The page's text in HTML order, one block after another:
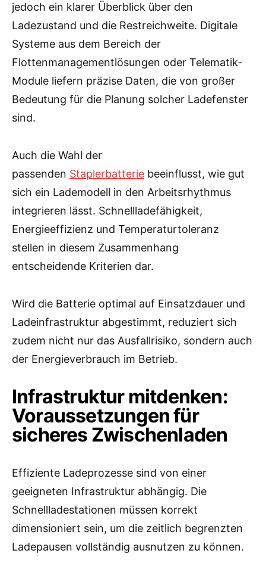
jedoch ein klarer Überblick über den
Ladezustand und die Restreichweite. Digitale
Systeme aus dem Bereich der
Flottenmanagementlösungen oder Telematik-
Module liefern präzise Daten, die von großer
Bedeutung für die Planung solcher Ladefenster
sind.
Auch die Wahl der
passenden Staplerbatterie beeinflusst, wie gut
sich ein Lademodell in den Arbeitsrhythmus
integrieren lässt. Schnellladefähigkeit,
Energieeffizienz und Temperaturtoleranz
stellen in diesem Zusammenhang
entscheidende Kriterien dar.
Wird die Batterie optimal auf Einsatzdauer und
Ladeinfrastruktur abgestimmt, reduziert sich
zudem nicht nur das Ausfallrisiko, sondern auch
der Energieverbrauch im Betrieb.
Infrastruktur mitdenken:
Voraussetzungen für
sicheres Zwischenladen
Effiziente Ladeprozesse sind von einer
geeigneten Infrastruktur abhängig. Die
Schnellladestationen müssen korrekt
dimensioniert sein, um die zeitlich begrenzten
Ladepausen vollständig ausnutzen zu können.